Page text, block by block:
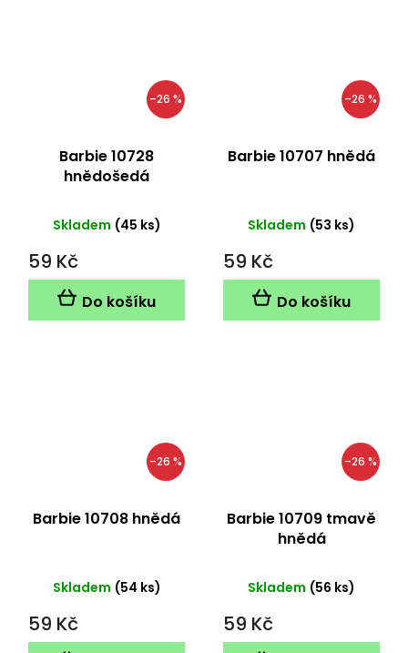
–26 %
Barbie 10728
hnědošedá
Skladem (45 ks)
59 Kč
Do košíku
–26 %
Barbie 10707 hnědá
Skladem (53 ks)
59 Kč
Do košíku
–26 %
Barbie 10708 hnědá
Skladem (54 ks)
59 Kč
–26 %
Barbie 10709 tmavě
hnědá
Skladem (56 ks)
59 Kč